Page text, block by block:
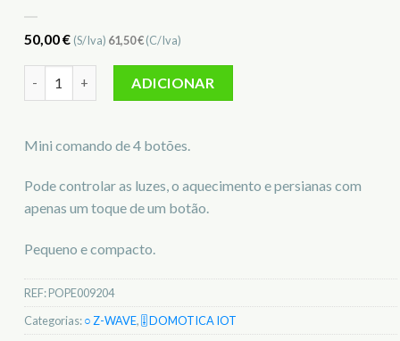
50,00€ (S/Iva) 61,50€(C/Iva)
ADICIONAR
Mini comando de 4 botões.
Pode controlar as luzes, o aquecimento e persianas com
apenas um toque de um botão.
Pequeno e compacto.
REF:POPE009204
Categorias:○ Z-WAVE, 🎚️ DOMOTICA IOT